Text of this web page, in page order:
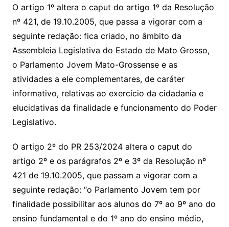
O artigo 1º altera o caput do artigo 1º da Resolução
nº 421, de 19.10.2005, que passa a vigorar com a
seguinte redação: fica criado, no âmbito da
Assembleia Legislativa do Estado de Mato Grosso,
o Parlamento Jovem Mato-Grossense e as
atividades a ele complementares, de caráter
informativo, relativas ao exercício da cidadania e
elucidativas da finalidade e funcionamento do Poder
Legislativo.
O artigo 2º do PR 253/2024 altera o caput do
artigo 2º e os parágrafos 2º e 3º da Resolução nº
421 de 19.10.2005, que passam a vigorar com a
seguinte redação: “o Parlamento Jovem tem por
finalidade possibilitar aos alunos do 7º ao 9º ano do
ensino fundamental e do 1º ano do ensino médio,